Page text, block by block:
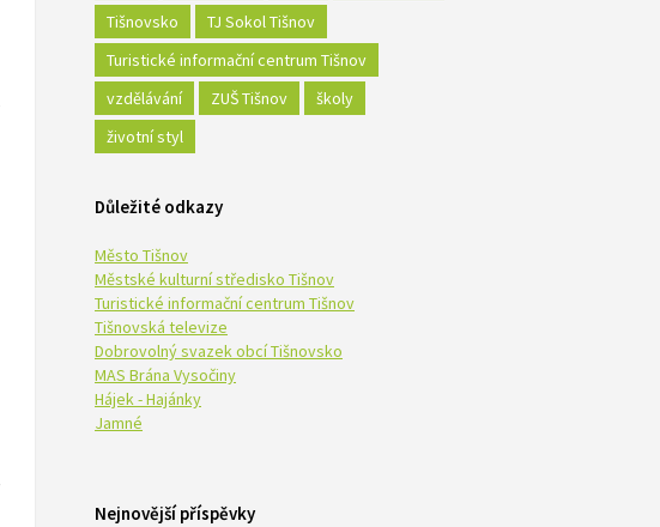
Tišnovsko
TJ Sokol Tišnov
Turistické informační centrum Tišnov
vzdělávání
ZUŠ Tišnov
školy
životní styl
Důležité odkazy
Město Tišnov
Městské kulturní středisko Tišnov
Turistické informační centrum Tišnov
Tišnovská televize
Dobrovolný svazek obcí Tišnovsko
MAS Brána Vysočiny
Hájek - Hajánky
Jamné
Nejnovější příspěvky